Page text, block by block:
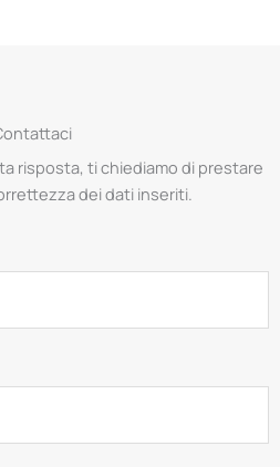
risposta, ti chiediamo di prestare
dei dati inseriti.